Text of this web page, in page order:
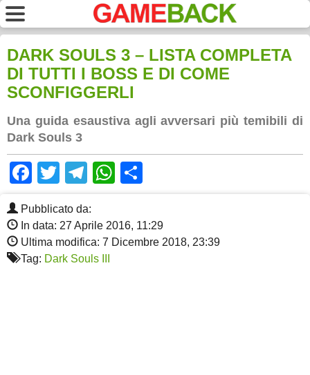
DARK SOULS 3 – LISTA COMPLETA
DI TUTTI I BOSS E DI COME
SCONFIGGERLI
Una guida esaustiva agli avversari più temibili di
Dark Souls 3
Facebook
TwitterTelegram
WhatsApp
Pubblicato da:
In data: 27 Aprile 2016, 11:29
Ultima modifica: 7 Dicembre 2018, 23:39
Tag: Dark Souls III